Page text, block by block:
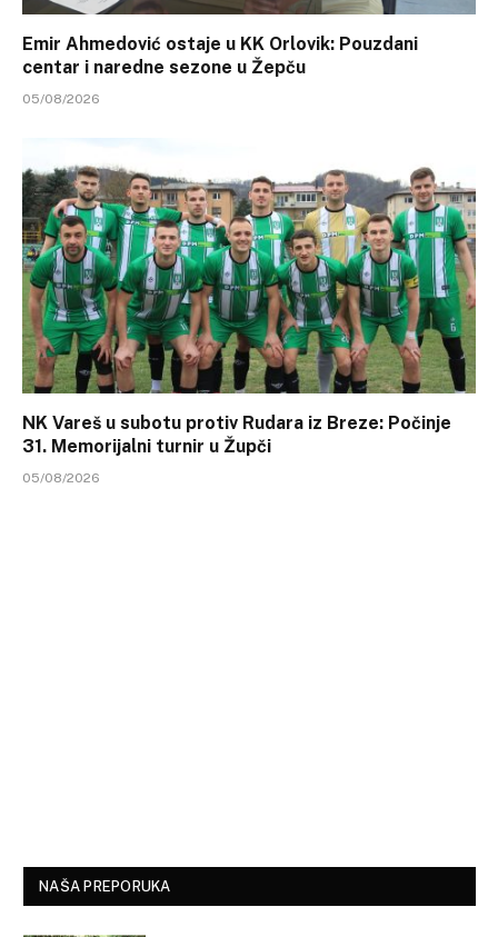
Emir Ahmedović ostaje u KK Orlovik: Pouzdani
centar i naredne sezone u Žepču
05/08/2026
NK Vareš u subotu protiv Rudara iz Breze: Počinje
31. Memorijalni turnir u Župči
05/08/2026
NAŠA PREPORUKA